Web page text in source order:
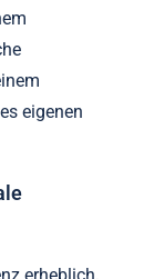
eigenen